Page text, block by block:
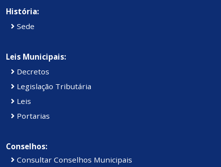
História:
Sede
Leis Municipais:
Decretos
Legislação Tributária
Leis
Portarias
Conselhos:
Consultar Conselhos Municipais